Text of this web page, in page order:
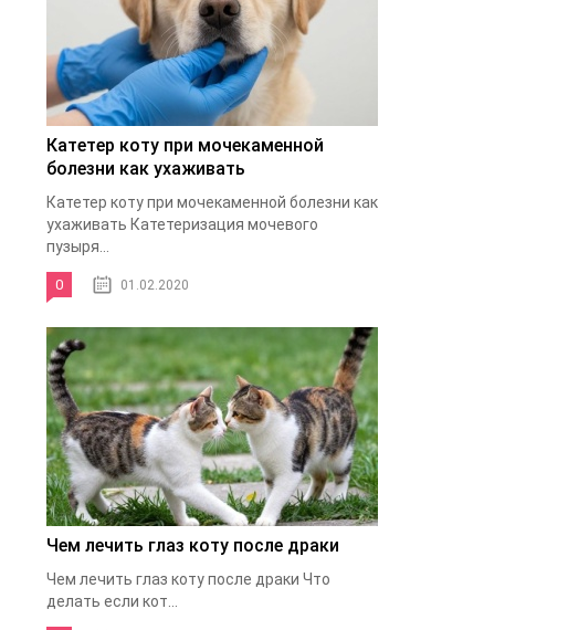
Катетер коту при мочекаменной
болезни как ухаживать
Катетер коту при мочекаменной болезни как
ухаживать Катетеризация мочевого
пузыря...
0 01.02.2020
Чем лечить глаз коту после драки
Чем лечить глаз коту после драки Что
делать если кот...